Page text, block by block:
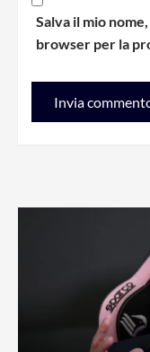
Salva il mio
browser per la